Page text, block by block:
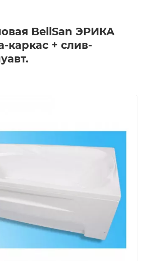
BellSan ЭРИКА
каркас + слив-